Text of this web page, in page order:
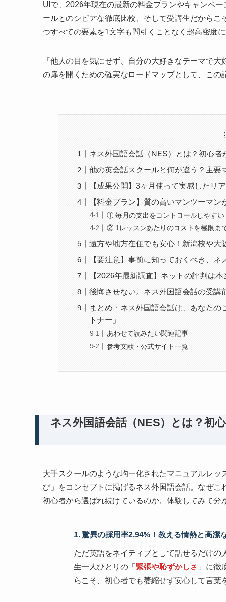
UIで、2026年現在の最新の料金プランやキャンペ
ールとのシビアな徹底比較、そして受講生だから
つすべての要素を1文字も間引くことなく超高密度に
「他人の目を気にせず、自分の大好きなテーマで
の扉を開くための確実なロードマップとして、この
ネス外国語会話（NES）とは？初心者
他の英会話スクールと何が違う？主要
【成果公開】3ヶ月使って実感したリ
【料金プラン】質の高いマンツーマ
① 毎月の支出をコントロールしやすい
② 1レッスンあたりのコストを極限ま
遠方や地方在住でも安心！新潟校や大
【要注意】事前に知っておくべき、
【2026年最新調査】ネットの評判は
後悔させない。ネス外国語会話の受講
まとめ：ネス外国語会話は、あなた
トナー」
あわせて読みたい関連記事
参考文献・公式サイト一覧
ネス外国語会話（NES）とは？初
大手スクールのような均一化されたマニュアルレ
び」をコンセプトに掲げるネス外国語会話。なぜ
初心者から選ばれ続けているのか。体験してみて分
1. 驚異の採用率2.94%！教える情熱と高潔
ただ英語をネイティブとして話せるだけ
生一人ひとりの「 緊張や恥ずかしさ 」に徹
らこそ、初心者でも萎縮せず安心して言葉